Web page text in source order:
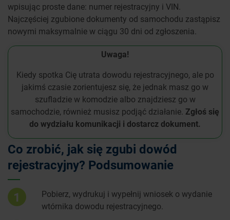
wpisując proste dane: numer rejestracyjny i VIN.
Najczęściej zgubione dokumenty od samochodu zastąpisz
nowymi maksymalnie w ciągu 30 dni od zgłoszenia.
Uwaga!
Kiedy spotka Cię utrata dowodu rejestracyjnego, ale po
jakimś czasie zorientujesz się, że jednak masz go w
szufladzie w komodzie albo znajdziesz go w
samochodzie, również musisz podjąć działanie. Zgłoś się
do wydziału komunikacji i dostarcz dokument.
Co zrobić, jak się zgubi dowód
rejestracyjny? Podsumowanie
1
Pobierz, wydrukuj i wypełnij wniosek o wydanie
wtórnika dowodu rejestracyjnego.